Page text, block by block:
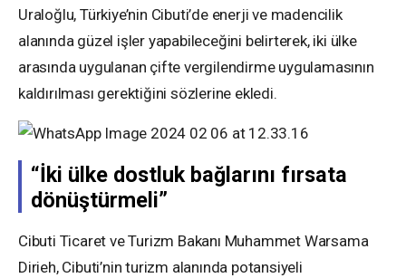
Uraloğlu, Türkiye’nin Cibuti’de enerji ve madencilik
alanında güzel işler yapabileceğini belirterek, iki ülke
arasında uygulanan çifte vergilendirme uygulamasının
kaldırılması gerektiğini sözlerine ekledi.
“İki ülke dostluk bağlarını fırsata
dönüştürmeli”
Cibuti Ticaret ve Turizm Bakanı Muhammet Warsama
Dirieh, Cibuti’nin turizm alanında potansiyeli